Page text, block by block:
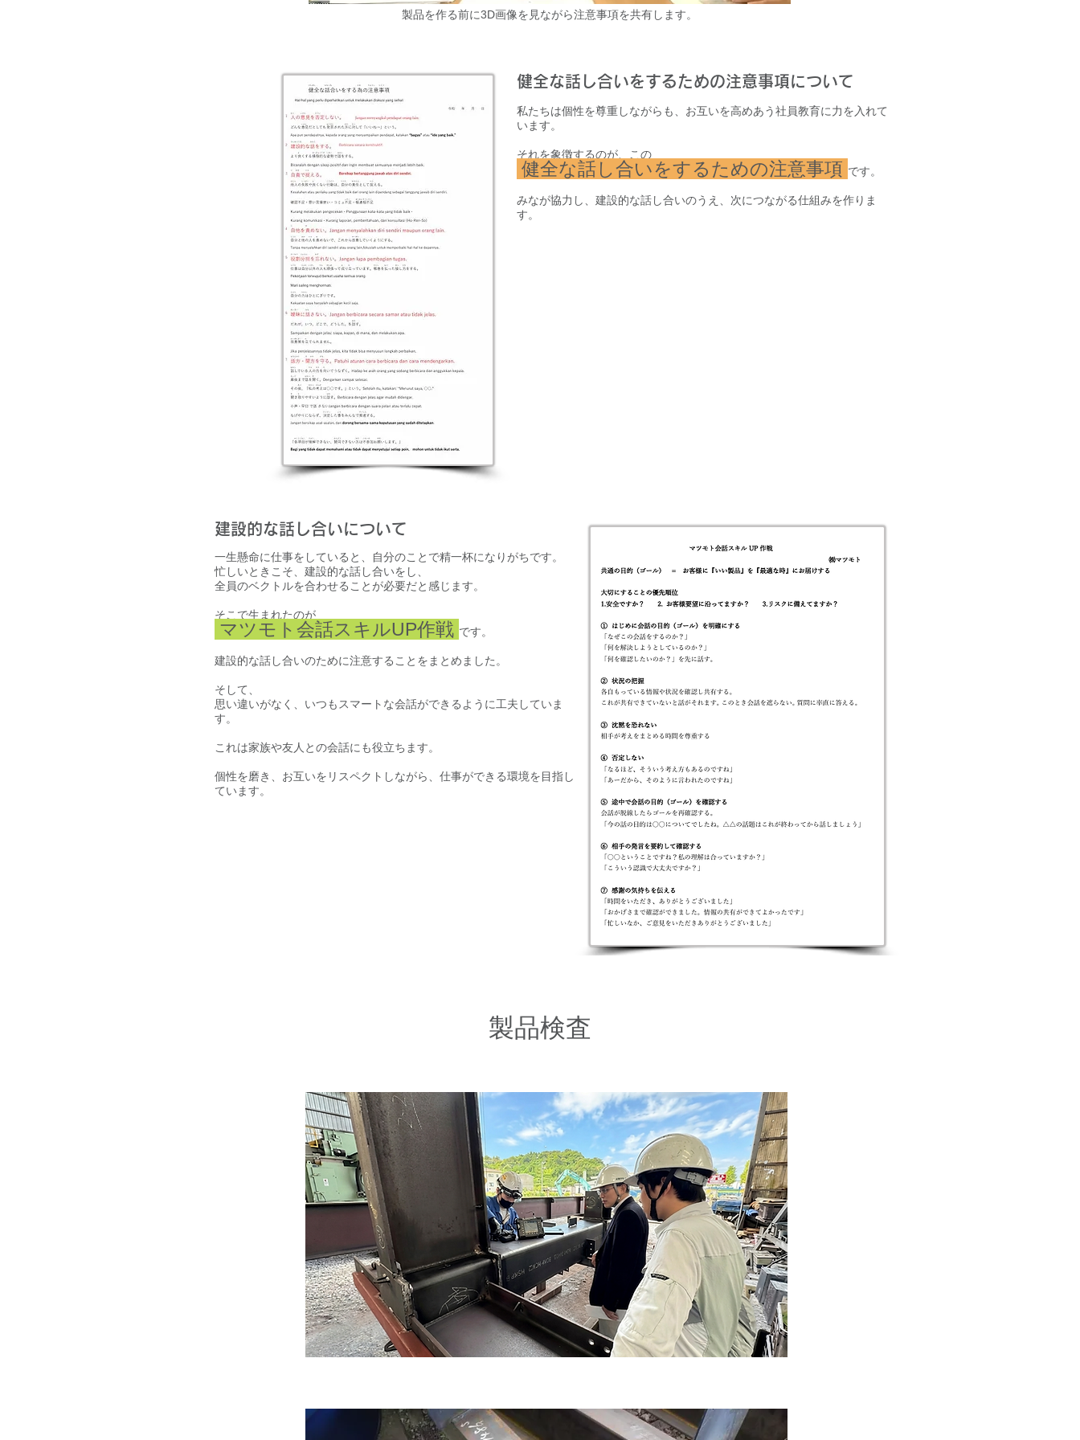
製品を作る前に3D画像を見ながら注意事項を共有します。
健全な話し合いをするための注意事項について
私たちは個性を尊重しながらも、お互いを高めあう社員教育に力を入れて
います。
それを象徴するのが、 この
健全な話し合いをするための注意事項 です。
みなが協力し、建設的な話し合いのうえ、次につながる仕組みを作りま
す。
建設的な話し合いについて
一生懸命に仕事をしていると、自分のことで精一杯になりがちです。
忙しいときこそ、建設的な話し合いをし、
全員のベクトルを合わせることが必要だと感じます。
そこで生まれたのが
マツモト会話スキルUP作戦 です。
建設的な話し合いのために注意することをまとめました。
そして、
思い違いがなく、いつもスマートな会話ができるように工夫していま
す。
これは家族や友人との会話にも役立ちます。
個性を磨き、お互いをリスペクトしながら、仕事ができる環境を目指し
ています。
製品検査